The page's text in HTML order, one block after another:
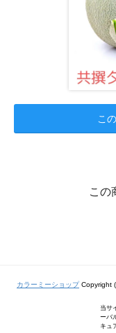
こ
この
カラーミーショップCopyright
当サ
ーバ
キュ